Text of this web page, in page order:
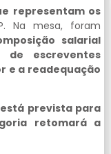
representam os
Na mesa, foram
salarial
de escreventes
e a readequação
prevista para
retomará a